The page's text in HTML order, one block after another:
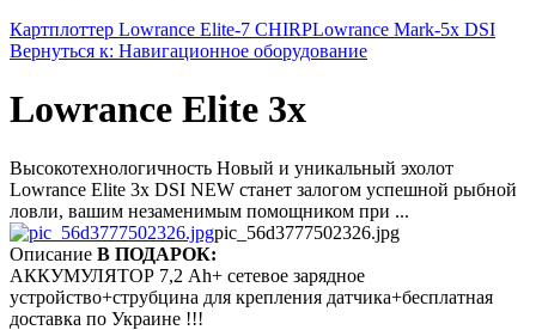
Картплоттер Lowrance Elite-7 CHIRPLowrance Mark-5x DSI
Вернуться к: Навигационное оборудование
Lowrance Elite 3x
Высокотехнологичность Новый и уникальный эхолот
Lowrance Elite 3x DSI NEW станет залогом успешной рыбной
ловли, вашим незаменимым помощником при ...
pic_56d3777502326.jpg
Описание В ПОДАРОК:
АККУМУЛЯТОР 7,2 Ah+ сетевое зарядное
устройство+струбцина для крепления датчика+бесплатная
доставка по Украине !!!